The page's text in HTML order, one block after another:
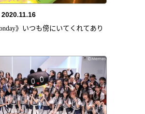
2020.11.16
》いつも傍にいてくれてあり